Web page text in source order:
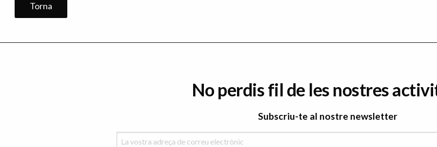
Torna
No perdis fil de les nostres
Subscriu-te al nostre newsletter